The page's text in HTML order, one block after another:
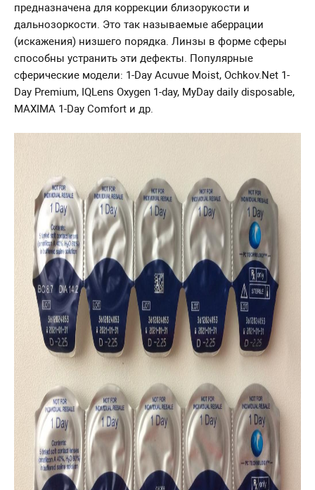
предназначена для коррекции близорукости и
дальнозоркости. Это так называемые аберрации
(искажения) низшего порядка. Линзы в форме сферы
способны устранить эти дефекты. Популярные
сферические модели: 1-Day Acuvue Moist, Ochkov.Net 1-
Day Premium, IQLens Oxygen 1-day, MyDay daily disposable,
MAXIMA 1-Day Comfort и др.